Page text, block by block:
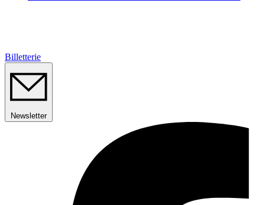
Billetterie
Newsletter